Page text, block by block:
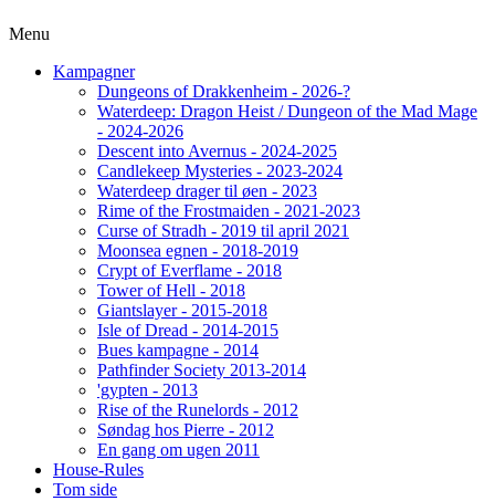
Menu
Kampagner
Dungeons of Drakkenheim - 2026-?
Waterdeep: Dragon Heist / Dungeon of the Mad Mage
- 2024-2026
Descent into Avernus - 2024-2025
Candlekeep Mysteries - 2023-2024
Waterdeep drager til øen - 2023
Rime of the Frostmaiden - 2021-2023
Curse of Stradh - 2019 til april 2021
Moonsea egnen - 2018-2019
Crypt of Everflame - 2018
Tower of Hell - 2018
Giantslayer - 2015-2018
Isle of Dread - 2014-2015
Bues kampagne - 2014
Pathfinder Society 2013-2014
'gypten - 2013
Rise of the Runelords - 2012
Søndag hos Pierre - 2012
En gang om ugen 2011
House-Rules
Tom side